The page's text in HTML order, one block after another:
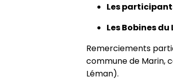
Les
Les Bobines du
Remerciements
commune de Marin,
Léman).